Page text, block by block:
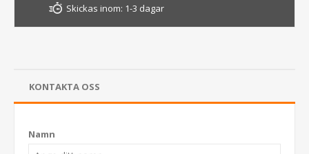
Skickas inom: 1-3 dagar
KONTAKTA OSS
Namn